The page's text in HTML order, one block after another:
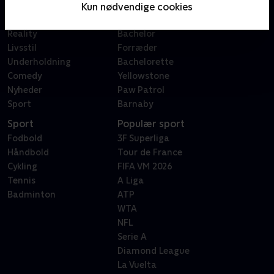
Kun nødvendige cookies
Reality
Livsstil
Underholdning
Comedy
Nyheder
Sport
Sygeplejeskolen
Bachelor
Forræder
Bachelorette
Yellowstone
Paw Patrol
Barnaby
Sport
Fodbold
Håndbold
Cykling
Tennis
Badminton
Populær sport
3F Superliga
Tour de France
FIFA VM 2026
A Liga
ATP
WTA
NFL
Serie A
Diamond League
La Vuelta